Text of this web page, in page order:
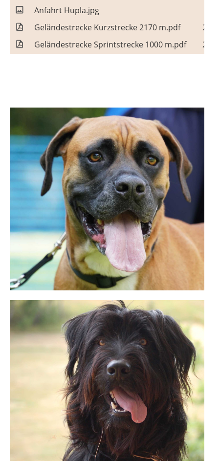
Anfahrt Hupla.jpg
Geländestrecke Kurzstrecke 2170 m.pdf
261
Geländestrecke Sprintstrecke 1000 m.pdf
268